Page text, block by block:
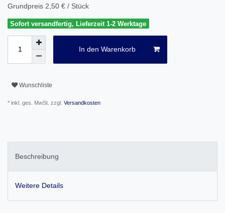
Grundpreis 2,50 € / Stück
Sofort versandfertig, Lieferzeit 1-2 Werktage
In den Warenkorb
Wunschliste
* inkl. ges. MwSt. zzgl. Versandkosten
Beschreibung
Weitere Details